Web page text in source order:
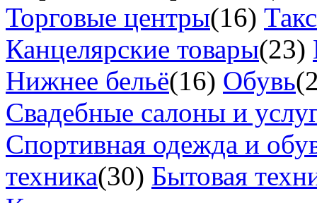
Торговые центры(16)
Канцелярские товары(23)
Нижнее бельё(16) Обувь
Свадебные салоны и
Спортивная одежда и
техника(30) Бытовая